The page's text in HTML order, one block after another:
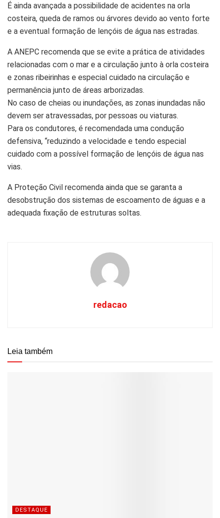
É ainda avançada a possibilidade de acidentes na orla
costeira, queda de ramos ou árvores devido ao vento forte
e a eventual formação de lençóis de água nas estradas.
A ANEPC recomenda que se evite a prática de atividades
relacionadas com o mar e a circulação junto à orla costeira
e zonas ribeirinhas e especial cuidado na circulação e
permanência junto de áreas arborizadas.
No caso de cheias ou inundações, as zonas inundadas não
devem ser atravessadas, por pessoas ou viaturas.
Para os condutores, é recomendada uma condução
defensiva, “reduzindo a velocidade e tendo especial
cuidado com a possível formação de lençóis de água nas
vias.
A Proteção Civil recomenda ainda que se garanta a
desobstrução dos sistemas de escoamento de águas e a
adequada fixação de estruturas soltas.
redacao
Leia também
DESTAQUE